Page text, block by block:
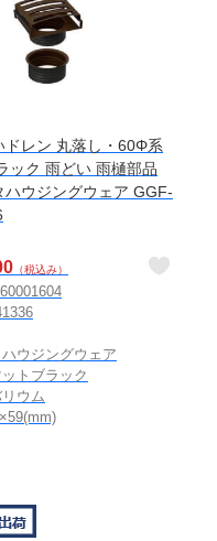
ドレン 丸落し・60Φ系
ック 雨どい 雨樋部品
ハウジングウェア GGF-
（税込み）
ハウジングウェア
トブラック
ウム